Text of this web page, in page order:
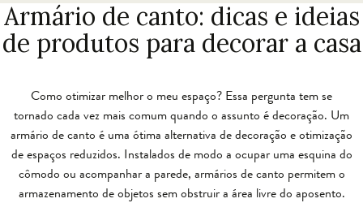
Armário de canto: dicas e ideias
de produtos para decorar a casa
Como otimizar melhor o meu espaço? Essa pergunta tem se
tornado cada vez mais comum quando o assunto é decoração. Um
armário de canto é uma ótima alternativa de decoração e otimização
de espaços reduzidos. Instalados de modo a ocupar uma esquina do
cômodo ou acompanhar a parede, armários de canto permitem o
armazenamento de objetos sem obstruir a área livre do aposento.